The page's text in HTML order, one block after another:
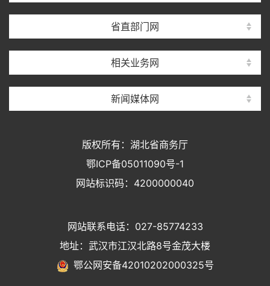
省直部门网
相关业务网
新闻媒体网
版权所有：湖北省商务厅
鄂ICP备05011090号-1
网站标识码：4200000040
网站联系电话：027-85774233
地址：武汉市江汉北路8号金茂大楼
鄂公网安备42010202000325号